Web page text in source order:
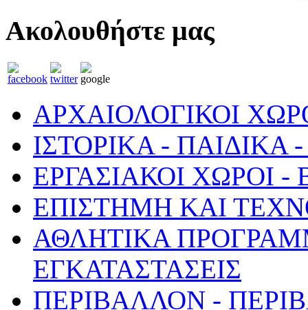
Ακολουθήστε μας
ΑΡΧΑΙΟΛΟΓΙΚΟΙ
ΙΣΤΟΡΙΚΑ -
ΕΡΓΑΣΙΑΚΟΙ ΧΩΡΟΙ
ΕΠΙΣΤΗΜΗ ΚΑΙ
ΑΘΛΗΤΙΚΑ
ΕΓΚΑΤΑΣΤΑΣΕΙΣ
ΠΕΡΙΒΑΛΛΟΝ -